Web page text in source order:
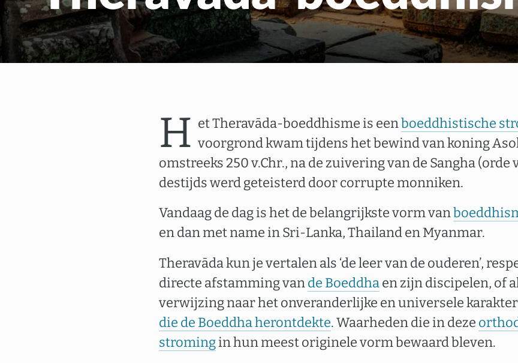
H et Theravāda-boeddhisme is eenboeddhistische
voorgrond kwam tijdens het bewind van koning
omstreeks 250 v.Chr., na de zuivering van de Sangha
destijds werd geteisterd door corrupte monniken.
Vandaag de dag is het de belangrijkste vorm van
en dan met name in Sri-Lanka, Thailand en Myanmar.
Theravāda kun je vertalen als ‘de leer van de ouderen’,
directe afstamming vande Boeddhaen zijn discipelen, of
verwijzing naar het onveranderlijke en universele
die de Boeddha herontdekte. Waarheden die in deze
stromingin hun meest originele vorm bewaard bleven.